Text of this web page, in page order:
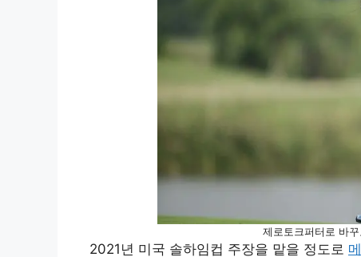
제로토크퍼터로 바
2021년 미국 솔하임컵 주장을 맡을 정도로